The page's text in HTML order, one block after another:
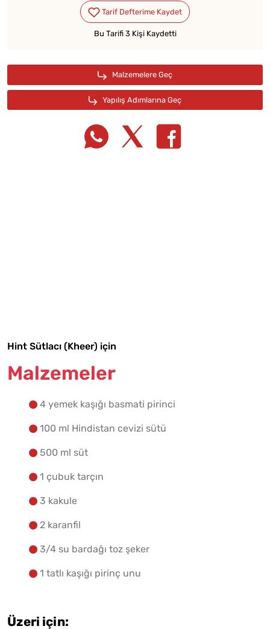
Bu Tarifi 3 Kişi Kaydetti
Hint Sütlacı (Kheer) için
Malzemeler
4 yemek kaşığı basmati pirinci
100 ml Hindistan cevizi sütü
500 ml süt
1 çubuk tarçın
3 kakule
2 karanfil
3/4 su bardağı toz şeker
1 tatlı kaşığı pirinç unu
Üzeri için: